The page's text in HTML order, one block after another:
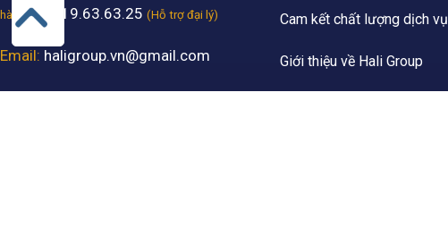
hàng) - 0919.63.63.25 (Hỗ trợ đại lý)
Email: haligroup.vn@gmail.com
Cam kết chất lượng dịch vụ
Giới thiệu về Hali Group